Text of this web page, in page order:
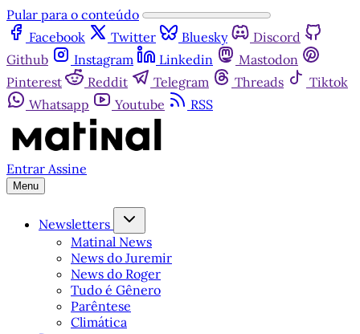
Pular para o conteúdo
Facebook
Twitter Bluesky
Discord
Github
Instagram Linkedin
Mastodon
Pinterest
Reddit Telegram Threads
Tiktok
Whatsapp
Youtube RSS
Entrar Assine
Menu
Newsletters
Matinal News
News do Juremir
News do Roger
Tudo é Gênero
Parêntese
Climática